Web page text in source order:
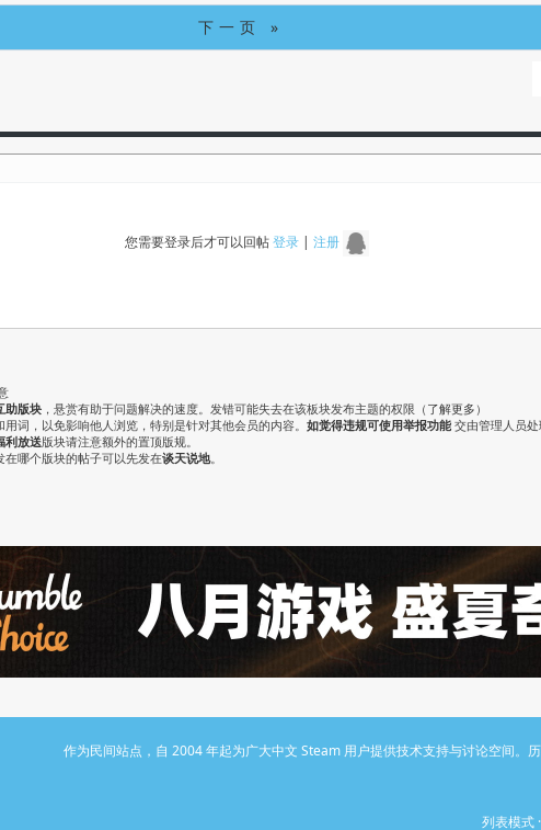
下一页 »
您需要登录后才可以回帖登录| 注册
助版块 ，悬赏有助于问题解决的速度。发错可能失去在该板块发布主题的权限（ 了解更多 ）
词，以免影响他人浏览，特别是针对其他会员的内容。 如觉得违规可使用举报功能 交由管理人员处
利放送版块请注意额外的置顶版规。
哪个版块的帖子可以先发在谈天说地。
作为民间站点，自 2004 年起为广大中文 Steam 用户提供技术支持与讨论空间。历
列表模式 ·